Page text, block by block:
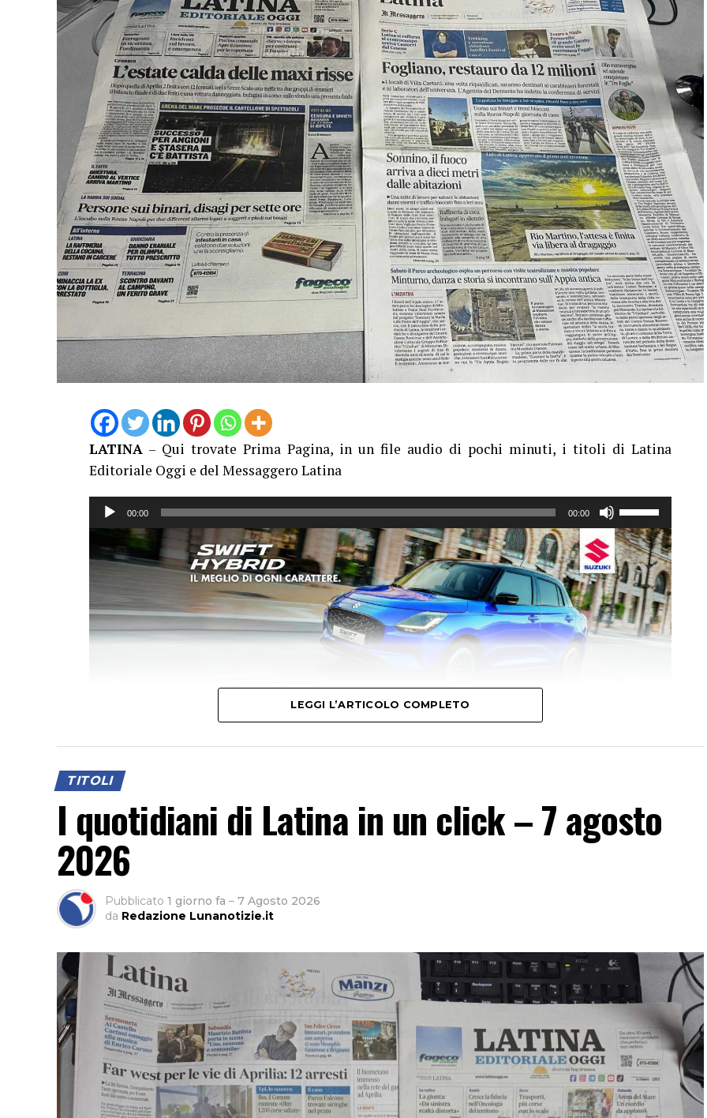
LATINA – Qui trovate Prima Pagina, in un file audio di pochi minuti, i titoli di Latina
Editoriale Oggi e del Messaggero Latina
Audio
00:00 00:00
tasti
freccia
su/giù
per
aumentare
o
LEGGI L’ARTICOLO COMPLETO
TITOLI
I quotidiani di Latina in un click – 7 agosto
2026
Pubblicato 1 giorno fa – 7 Agosto 2026
da Redazione Lunanotizie.it